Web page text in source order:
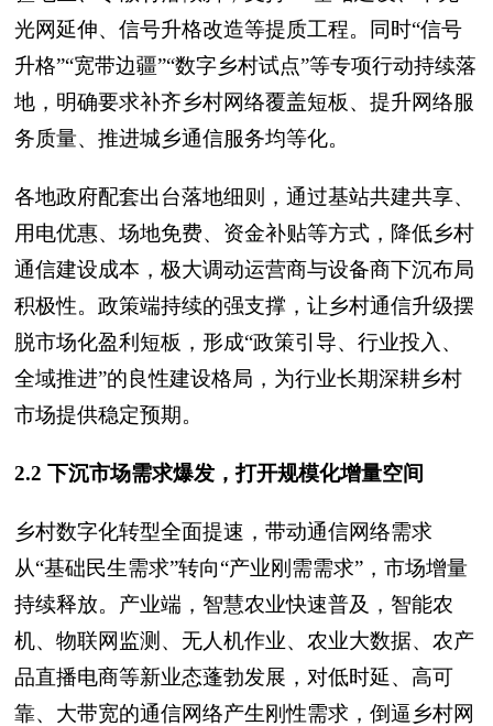
光网延伸、信号升格改造等提质工程。同时“信号
升格”“宽带边疆”“数字乡村试点”等专项行动持续落
地，明确要求补齐乡村网络覆盖短板、提升网络服
务质量、推进城乡通信服务均等化。
各地政府配套出台落地细则，通过基站共建共享、
用电优惠、场地免费、资金补贴等方式，降低乡村
通信建设成本，极大调动运营商与设备商下沉布局
积极性。政策端持续的强支撑，让乡村通信升级摆
脱市场化盈利短板，形成“政策引导、行业投入、
全域推进”的良性建设格局，为行业长期深耕乡村
市场提供稳定预期。
2.2 下沉市场需求爆发，打开规模化增量空间
乡村数字化转型全面提速，带动通信网络需求
从“基础民生需求”转向“产业刚需需求”，市场增量
持续释放。产业端，智慧农业快速普及，智能农
机、物联网监测、无人机作业、农业大数据、农产
品直播电商等新业态蓬勃发展，对低时延、高可
靠、大带宽的通信网络产生刚性需求，倒逼乡村网